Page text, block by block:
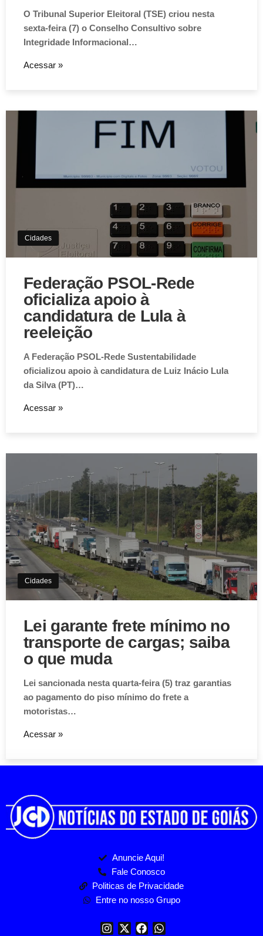
O Tribunal Superior Eleitoral (TSE) criou nesta
sexta-feira (7) o Conselho Consultivo sobre
Integridade Informacional…
Acessar »
Cidades
Federação PSOL-Rede
oficializa apoio à
candidatura de Lula à
reeleição
A Federação PSOL-Rede Sustentabilidade
oficializou apoio à candidatura de Luiz Inácio Lula
da Silva (PT)…
Acessar »
Cidades
Lei garante frete mínimo no
transporte de cargas; saiba
o que muda
Lei sancionada nesta quarta-feira (5) traz garantias
ao pagamento do piso mínimo do frete a
motoristas…
Acessar »
Anuncie Aqui!
Fale Conosco
Politicas de Privacidade
Entre no nosso Grupo